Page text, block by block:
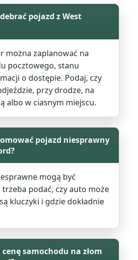
pojazd z West
można zaplanować na
pocztowego, stanu
o dostępie. Podaj, czy
przy drodze, na
albo w ciasnym miejscu.
pojazd niesprawny
mogą być
trzeba podać, czy auto może
kluczyki i gdzie dokładnie
cenę samochodu na złom